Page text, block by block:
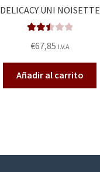
DELICACY UNI NOISETTE
do en
2.47
de 5
€67,85 I.V.A
Añadir al carrito